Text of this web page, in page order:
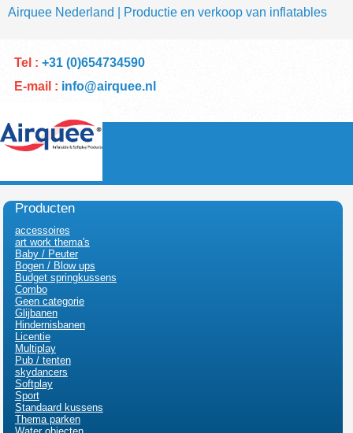
Tel : +31 (0)654734590
E-mail : info@airquee.nl
Airquee Nederland | Productie en verkoop van inflatables
Producten
accessoires
art work thema's
Baby / Peuter
Bogen / Blow ups
Budget springkussens
Combo
Geen categorie
Glijbanen
Hindernisbanen
Licentie
Multiplay
Pub / tenten
skydancers
Softplay
Sport
Standaard kussens
Thema parken